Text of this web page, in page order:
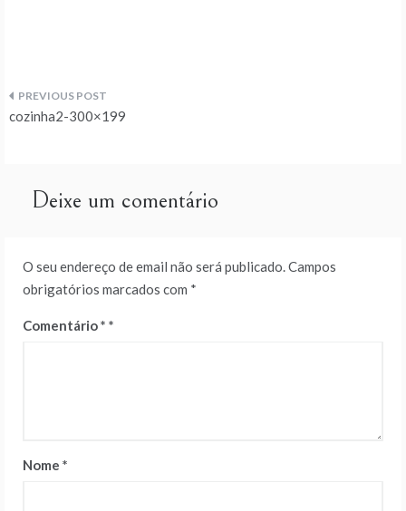
Navegação
artigos
cozinha2-300×199
Deixe um comentário
O seu endereço de email não será publicado.Campos
obrigatórios marcados com *
Comentário*
Nome *